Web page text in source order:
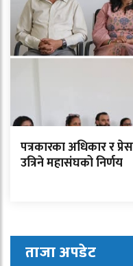
पत्रकारका अधिकार र
उत्रिने महासंघको निर्णय
ताजा अपडेट